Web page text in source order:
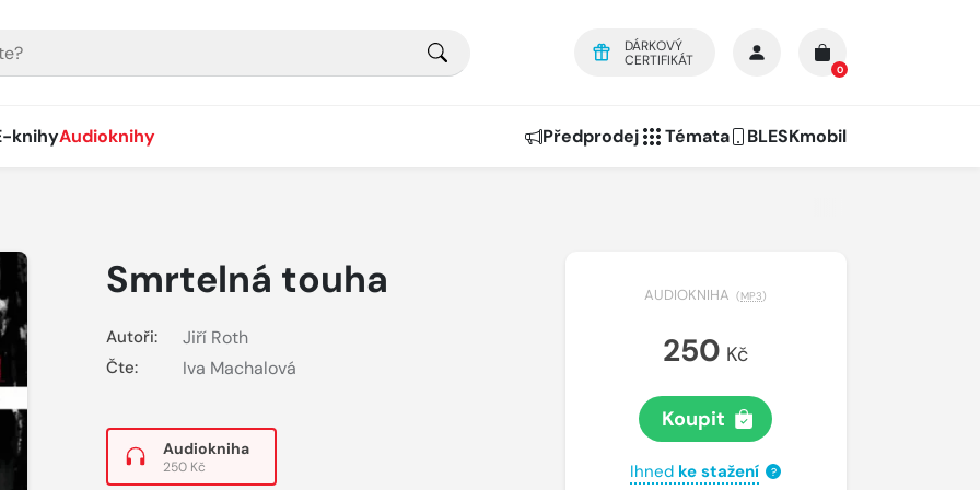
DÁRKOVÝ
CERTIFIKÁT
0
knihyAudioknihy Předprodej Témata BLESKmobil
Smrtelná touha
Autoři: Jiří Roth
Čte: Iva Machalová
Audiokniha
250 Kč
AUDIOKNIHA (MP3)
250 Kč
Koupit
Ihned ke stažení ?